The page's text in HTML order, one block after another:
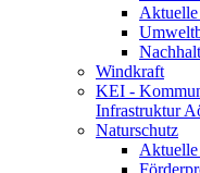
Windkraft
KEI -
Infrastruktur
Naturschutz